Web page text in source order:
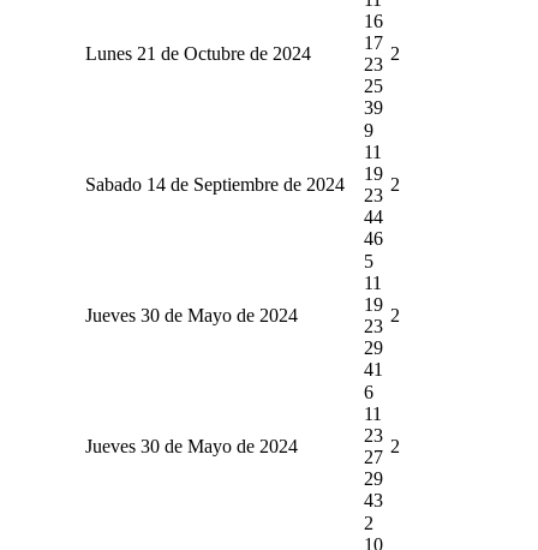
Lunes 21 de Octubre de 2024
16
17
23
25
39
2
Sabado 14 de Septiembre de 2024
9
11
19
23
44
46
2
Jueves 30 de Mayo de 2024
5
11
19
23
29
41
2
Jueves 30 de Mayo de 2024
6
11
23
27
29
43
2
2
10